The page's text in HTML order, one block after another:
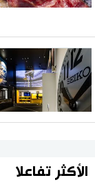
الأكثر تفاعلا